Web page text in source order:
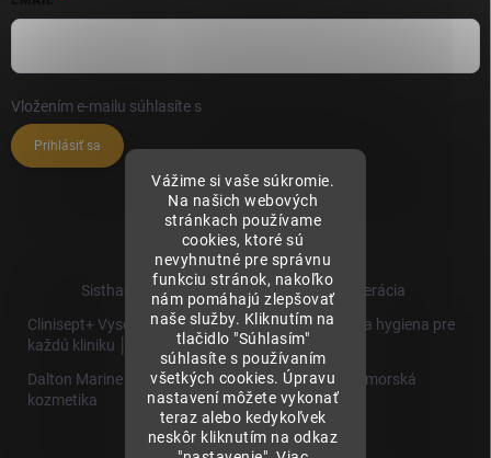
Vážime si vaše súkromie.
Na našich webových
stránkach používame
cookies, ktoré sú
nevyhnutné pre správnu
funkciu stránok, nakoľko
nám pomáhajú zlepšovať
naše služby. Kliknutím na
tlačidlo "Súhlasím"
súhlasíte s používaním
všetkých cookies. Úpravu
nastavení môžete vykonať
teraz alebo kedykoľvek
neskôr kliknutím na odkaz
Vložením e-mailu súhlasíte s
Prihlásiť sa
Sisthaema.sk - Skutočná Dermálna Regenerácia
Clinisept+ Vysoko účinné čistenie a antimikrobiálna hygiena pre
každú kliniku │
Dalton Marine Cosmetics - Kvalitná profesionálna morská
kozmetika
Sisthaema